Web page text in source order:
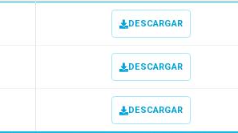
DESCARGAR
DESCARGAR
DESCARGAR